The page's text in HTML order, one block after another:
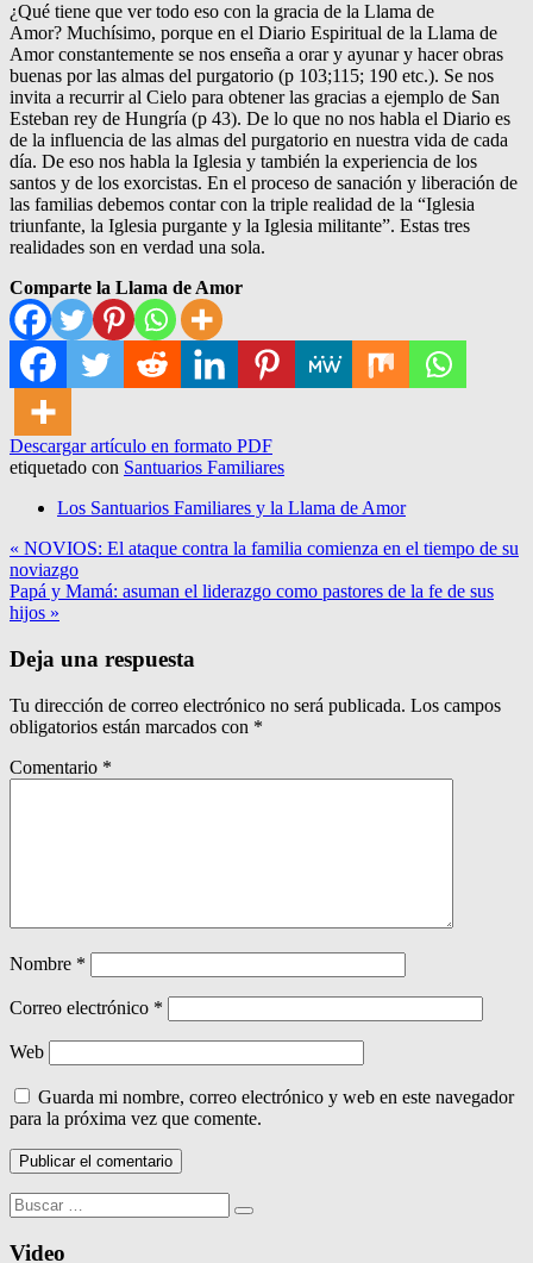
¿Qué tiene que ver todo eso con la gracia de la Llama de
Amor? Muchísimo, porque en el Diario Espiritual de la Llama de
Amor constantemente se nos enseña a orar y ayunar y hacer obras
buenas por las almas del purgatorio (p 103;115; 190 etc.). Se nos
invita a recurrir al Cielo para obtener las gracias a ejemplo de San
Esteban rey de Hungría (p 43). De lo que no nos habla el Diario es
de la influencia de las almas del purgatorio en nuestra vida de cada
día. De eso nos habla la Iglesia y también la experiencia de los
santos y de los exorcistas. En el proceso de sanación y liberación de
las familias debemos contar con la triple realidad de la “Iglesia
triunfante, la Iglesia purgante y la Iglesia militante”. Estas tres
realidades son en verdad una sola.
Comparte la Llama de Amor
Descargar artículo en formato PDF
etiquetado con Santuarios Familiares
Los Santuarios Familiares y la Llama de Amor
Navegación
de
entradas
« NOVIOS: El ataque contra la familia comienza en el tiempo de su
noviazgo
Papá y Mamá: asuman el liderazgo como pastores de la fe de sus
hijos »
Deja una respuesta
Tu dirección de correo electrónico no será publicada. Los campos
obligatorios están marcados con *
Comentario *
Nombre *
Correo electrónico *
Web
Guarda mi nombre, correo electrónico y web en este navegador
para la próxima vez que comente.
Buscar:
Video